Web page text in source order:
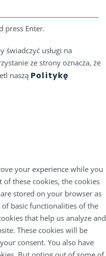
press Enter.
świadczyć usługi na
ze strony oznacza, że
naszą Politykę
your experience while you
these cookies, the cookies
stored on your browser as
basic functionalities of the
that help us analyze and
These cookies will be
consent. You also have